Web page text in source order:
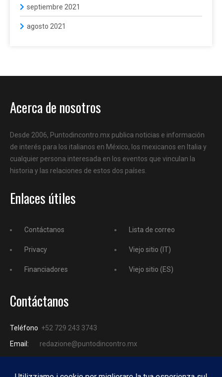
septiembre 2021
agosto 2021
Acerca de nosotros
Desde 2006, Puntodincontro.mx publica noticias e información
de interés para los italianos en México, los mexicanos en Italia y
cualquier persona interesada en los eventos que vinculan la
historia y las relaciones de estos dos países.
Enlaces útiles
Contáctanos
Privacy
Financiadores
Lista de correo
Viejo sitio (IT)
Viejo sitio (ES)
Contáctanos
Teléfono +52 729 243 3743
Email:
redazione@puntodincontro.mx